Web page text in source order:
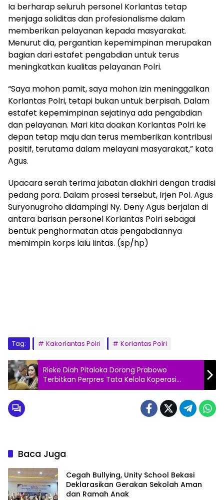
Ia berharap seluruh personel Korlantas tetap
menjaga soliditas dan profesionalisme dalam
memberikan pelayanan kepada masyarakat.
Menurut dia, pergantian kepemimpinan merupakan
bagian dari estafet pengabdian untuk terus
meningkatkan kualitas pelayanan Polri.
“Saya mohon pamit, saya mohon izin meninggalkan
Korlantas Polri, tetapi bukan untuk berpisah. Dalam
estafet kepemimpinan sejatinya ada pengabdian
dan pelayanan. Mari kita doakan Korlantas Polri ke
depan tetap maju dan terus memberikan kontribusi
positif, terutama dalam melayani masyarakat,” kata
Agus.
Upacara serah terima jabatan diakhiri dengan tradisi
pedang pora. Dalam prosesi tersebut, Irjen Pol. Agus
Suryonugroho didampingi Ny. Deny Agus berjalan di
antara barisan personel Korlantas Polri sebagai
bentuk penghormatan atas pengabdiannya
memimpin korps lalu lintas. (sp/hp)
Tag: Kakorlantas Polri Korlantas Polri
Rieke Diah Pitaloka Dorong Prabowo
Terbitkan Perpres Tata Kelola Koperasi
Merah Putih
Baca Juga
Cegah Bullying, Unity School Bekasi
Deklarasikan Gerakan Sekolah Aman
dan Ramah Anak